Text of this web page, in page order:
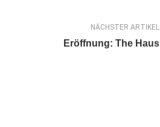
NÄCHSTER ARTIKEL
Eröffnung: The Haus